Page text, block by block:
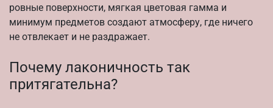
ровные поверхности, мягкая цветовая гамма и
минимум предметов создают атмосферу, где ничего
не отвлекает и не раздражает.
Почему лаконичность так
притягательна?